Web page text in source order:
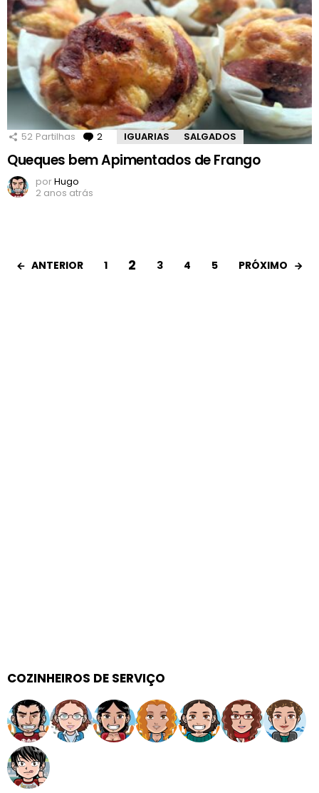
52 Partilhas 2 Comentários
IGUARIAS SALGADOS
Queques bem Apimentados de Frango
porHugo
2 anos atrás
ANTERIOR 1 2 3 4 5 PRÓXIMO
COZINHEIROS DE SERVIÇO